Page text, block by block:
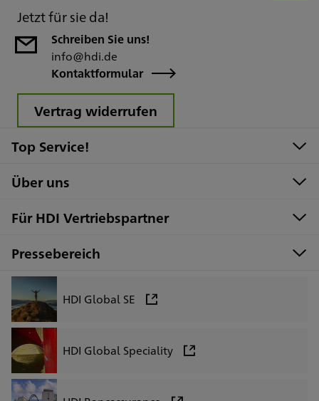
Jetzt für sie da!
Schreiben Sie uns!
info@hdi.de
Kontaktformular
Vertrag widerrufen
Top Service!
Über uns
Für HDI Vertriebspartner
Pressebereich
HDI Global SE
HDI Global Speciality